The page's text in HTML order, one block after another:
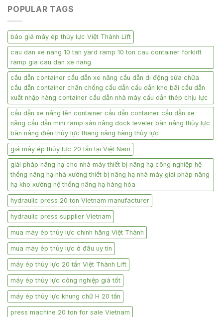
POPULAR TAGS
báo giá máy ép thủy lực Việt Thành Lift
cau dan xe nang 10 tan yard ramp 10 ton cau container forklift
ramp gia cau dan xe nang
cầu dẫn container cầu dẫn xe nâng cầu dẫn di động sửa chữa
cầu dẫn container chân chống cầu dẫn cầu dẫn kho bãi cầu dẫn
xuất nhập hàng container cầu dẫn nhà máy cầu dẫn thép chịu lực
cầu dẫn xe nâng lên container cầu dẫn container cầu dẫn xe
nâng cầu dẫn mini ramp sàn nâng dock leveler bàn nâng thủy lực
bàn nâng điện thủy lực thang nâng hàng thủy lực
giá máy ép thủy lực 20 tấn tại Việt Nam
giải pháp nâng hạ cho nhà máy thiết bị nâng hạ công nghiệp hệ
thống nâng hạ nhà xưởng thiết bị nâng hạ nhà máy giải pháp nâng
hạ kho xưởng hệ thống nâng hạ hàng hóa
hydraulic press 20 ton Vietnam manufacturer
hydraulic press supplier Vietnam
mua máy ép thủy lực chính hãng Việt Thành
mua máy ép thủy lực ở đâu uy tín
máy ép thủy lực 20 tấn Việt Thành Lift
máy ép thủy lực công nghiệp giá tốt
máy ép thủy lực khung chữ H 20 tấn
press machine 20 ton for sale Vietnam